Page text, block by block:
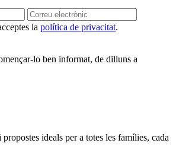
la política de privacitat.
lo ben informat, de dilluns a
ideals per a totes les famílies, cada